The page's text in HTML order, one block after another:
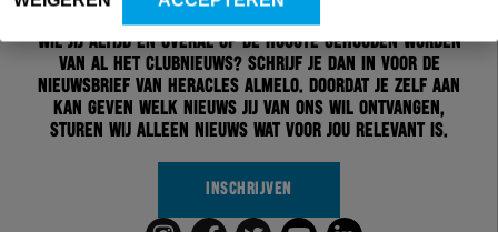
Wil jij altijd en overal op de hoogte gehouden worden
van al het clubnieuws? Schrijf je dan in voor de
nieuwsbrief van Heracles Almelo. Doordat je zelf aan
kan geven welk nieuws jij van ons wil ontvangen,
sturen wij alleen nieuws wat voor jou relevant is.
INSCHRIJVEN